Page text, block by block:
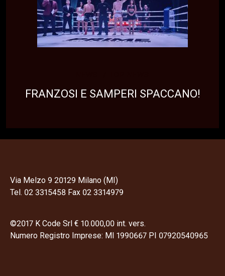
FRANZOSI E SAMPERI SPACCANO!
Via Melzo 9 20129 Milano (MI)
Tel. 02 3315458 Fax 02 3314979
©2017 K Code Srl € 10.000,00 int. vers.
Numero Registro Imprese: MI 1990667 PI 07920540965